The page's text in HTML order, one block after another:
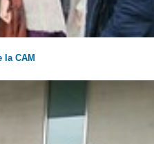
la CAM